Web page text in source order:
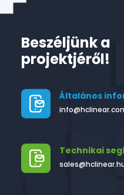
Beszéljünk a
projektjéről!
Általános
Technikai